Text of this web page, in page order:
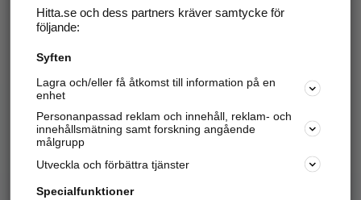
Hitta.se - Gratis nummerupplysning.
Sök företag, personer och platser.
Hitta telefonnummer, adresser, företagsinfo mm.
Marknadsför företaget
Hitta.se och dess partners kräver samtycke för
följande:
Syften
Lagra och/eller få åtkomst till information på en
enhet
Personanpassad reklam och innehåll, reklam- och
innehållsmätning samt forskning angående
målgrupp
Utveckla och förbättra tjänster
Specialfunktioner